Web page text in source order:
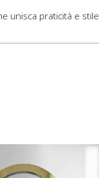
unisca praticità e stile.